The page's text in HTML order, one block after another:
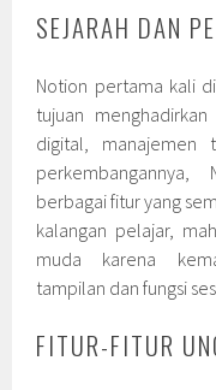
SEJARAH DAN
Notion pertama kali
tujuan
digital, manajemen
berbagai fitur yang
kalangan pelajar,
muda karena
tampilan dan fungsi
FITUR-FITUR